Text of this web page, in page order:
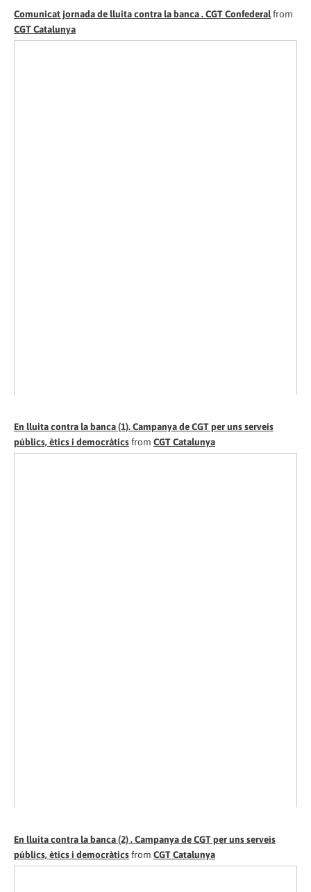
Comunicat jornada de lluita contra la banca . CGT Confederalfrom
CGT Catalunya
En lluita contra la banca (1). Campanya de CGT per uns serveis
públics, ètics i democràticsfrom CGT Catalunya
En lluita contra la banca (2) . Campanya de CGT per uns serveis
públics, ètics i democràticsfrom CGT Catalunya